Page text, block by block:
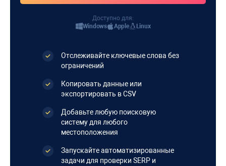
Доступно для:
Windows
Apple Linux
Отслеживайте ключевые слова без
ограничений
Копировать данные или
экспортировать в CSV
Добавьте любую поисковую
систему для любого
местоположения
Запускайте автоматизированные
задачи для проверки SERP и